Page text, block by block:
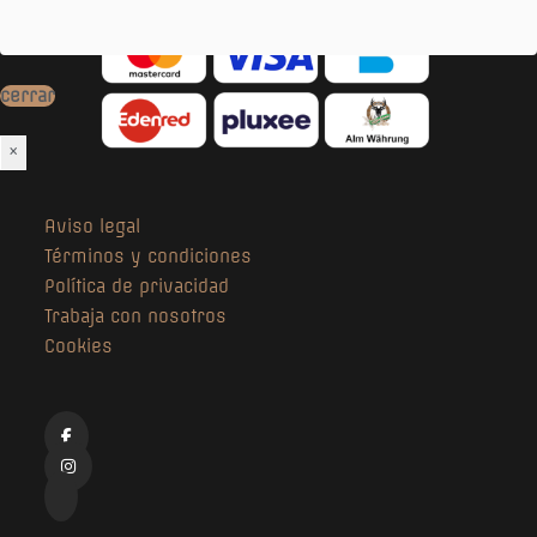
Aviso legal
Términos y condiciones
Política de privacidad
Trabaja con nosotros
Cookies
cerrar
×